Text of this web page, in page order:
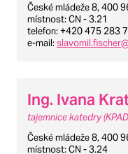
České mládeže 8, 400
místnost: CN - 3.21
telefon: +420 475 283
e-mail:
Ing. Ivana
tajemnice katedry
České mládeže 8, 400
místnost: CN - 3.24